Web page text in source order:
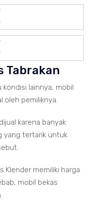
Tabrakan
lainnya, mobil
oleh pemiliknya.
karena banyak
yang tertarik untuk
Klender memiliki harga
mobil bekas